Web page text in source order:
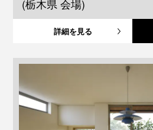
(栃木県 会場)
詳細を見る